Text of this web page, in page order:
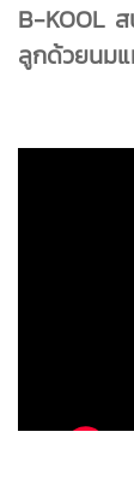
B-KOOL
ลูกด้วยนม